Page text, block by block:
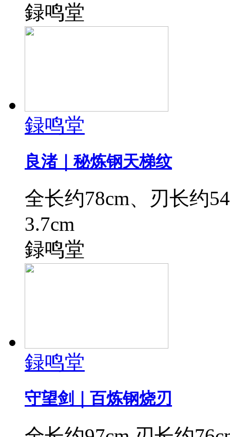
録鸣堂
録鸣堂
良渚｜秘炼钢天梯纹
全长约78cm、刃长约
3.7cm
録鸣堂
録鸣堂
守望剑｜百炼钢烧刃